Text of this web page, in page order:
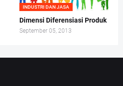
INDUSTRI DAN JASA
Dimensi Diferensiasi Produk
September 05, 2013